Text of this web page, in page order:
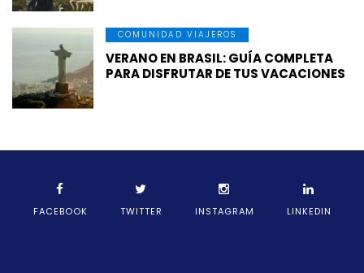
COMUNIDAD VIAJEROS
VERANO EN BRASIL: GUÍA COMPLETA
PARA DISFRUTAR DE TUS VACACIONES
FACEBOOK TWITTER INSTAGRAM LINKEDIN